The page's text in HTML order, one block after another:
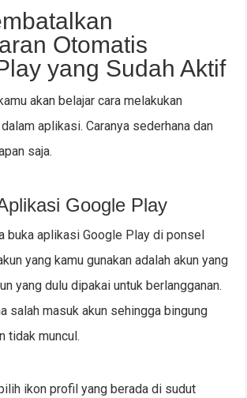
Otomatis
yang Sudah Aktif
akan belajar cara melakukan
aplikasi. Caranya sederhana dan
saja.
Google Play
buka aplikasi Google Play di ponsel
yang kamu gunakan adalah akun yang
yang dulu dipakai untuk berlangganan.
salah masuk akun sehingga bingung
tidak muncul.
ikon profil yang berada di sudut